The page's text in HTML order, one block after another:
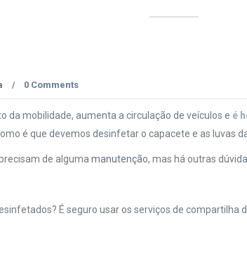
/ 0 Comments
da mobilidade, aumenta a circulação de veículos e é
é que devemos desinfetar o capacete e as luvas
de alguma manutenção, mas há outras
É seguro usar os serviços de compartilha